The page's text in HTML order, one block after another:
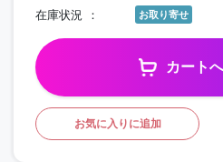
在庫状況 お取り寄せ
カート
お気に入りに追加